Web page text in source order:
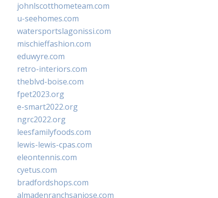
johnlscotthometeam.com
u-seehomes.com
watersportslagonissi.com
mischieffashion.com
eduwyre.com
retro-interiors.com
theblvd-boise.com
fpet2023.org
e-smart2022.org
ngrc2022.org
leesfamilyfoods.com
lewis-lewis-cpas.com
eleontennis.com
cyetus.com
bradfordshops.com
almadenranchsanjose.com